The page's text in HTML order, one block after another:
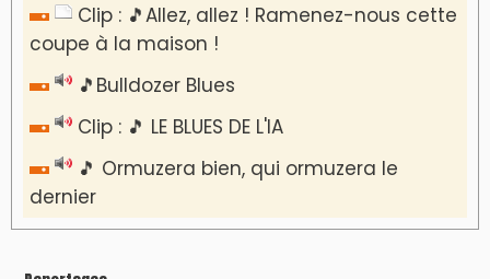
Clip : 🎵Allez, allez ! Ramenez-nous cette
coupe à la maison !
🎵Bulldozer Blues
Clip : 🎵 LE BLUES DE L'IA
🎵 Ormuzera bien, qui ormuzera le
dernier